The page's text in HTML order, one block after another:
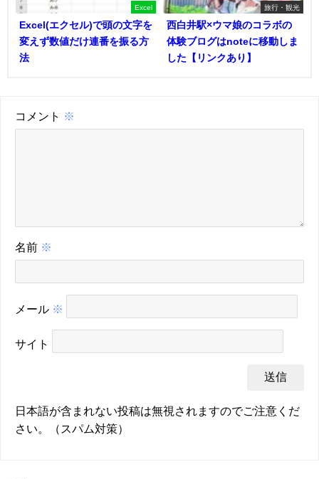
Excel
Excel(エクセル)で頭の文字を
変えず数値だけ連番を振る方
法
旅行・観光
西白井駅×ウマ娘のコラボの
体験ブログはnoteに移動しま
した【リンクあり】
コメント ※
名前 ※
メール ※
サイト
日本語が含まれない投稿は無視されますのでご注意くだ
さい。（スパム対策）